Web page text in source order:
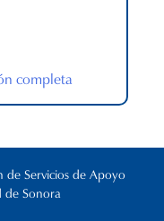
completa
Servicios de Apoyo
de Sonora